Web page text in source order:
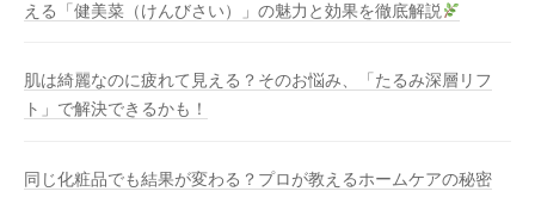
える「健美菜（けんびさい）」の魅力と効果を徹底解説
肌は綺麗なのに疲れて見える？そのお悩み、「たるみ深層リフ
ト」で解決できるかも！
同じ化粧品でも結果が変わる？プロが教えるホームケアの秘密